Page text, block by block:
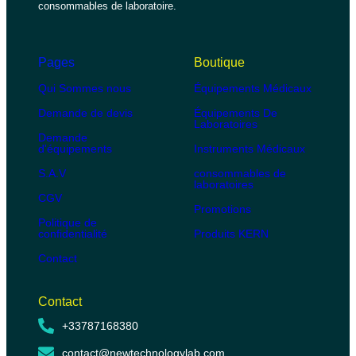
consommables de laboratoire.
Pages
Qui Sommes nous
Demande de devis
Demande
d'équipements
S.A.V
CGV
Politique de
confidentialité
Contact
Boutique
Équipements Médicaux
Équipements De
Laboratoires
Instruments Médicaux
consommables de
laboratoires
Promotions
Produits KERN
Contact
+33787168380
contact@newtechnologylab.com